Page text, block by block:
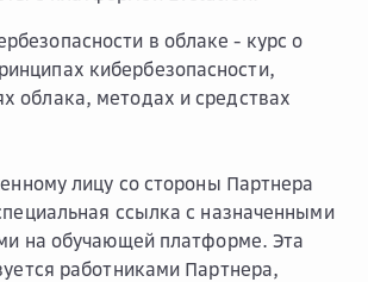
в облаке - курс о
кибербезопасности,
облака, методах и средствах
лицу со стороны Партнера
ссылка с назначенными
на обучающей платформе. Эта
работниками Партнера,